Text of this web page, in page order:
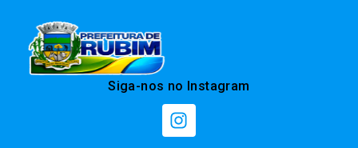
Siga-nos no Instagram